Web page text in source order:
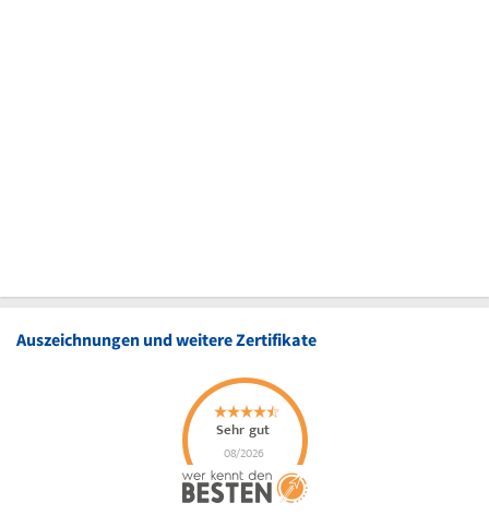
Auszeichnungen und weitere Zertifikate